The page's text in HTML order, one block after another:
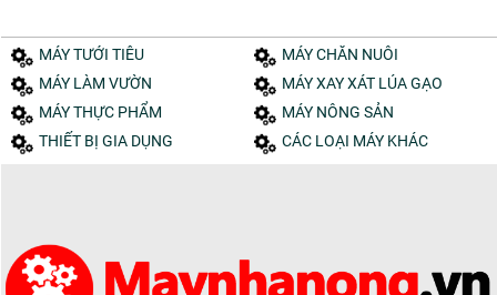
MÁY TƯỚI TIÊU
MÁY CHĂN NUÔI
MÁY LÀM VƯỜN
MÁY XAY XÁT LÚA GẠO
MÁY THỰC PHẨM
MÁY NÔNG SẢN
THIẾT BỊ GIA DỤNG
CÁC LOẠI MÁY KHÁC